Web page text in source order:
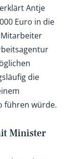
Antje
Euro in die
die
führen würde.
Minister